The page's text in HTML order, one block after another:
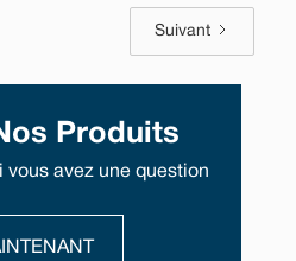
Suivant
Produits
vous avez une question